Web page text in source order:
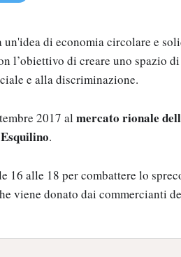
un'idea di economia circolare e
l’obiettivo di creare uno spazio
e alla discriminazione.
2017 al mercato rionale
.
16 alle 18 per combattere lo
viene donato dai commercianti